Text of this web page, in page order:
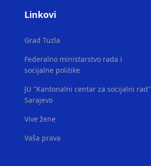
Linkovi
Grad Tuzla
Federalno ministarstvo rada i
socijalne politike
JU "Kantonalni centar za socijalni rad"
Sarajevo
Vive žene
Vaša prava